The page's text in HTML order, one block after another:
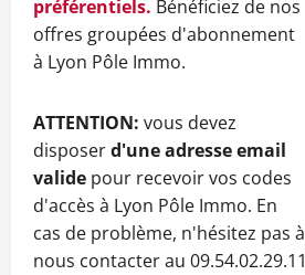
préférentiels. Bénéficiez de nos
offres groupées d'abonnement
à Lyon Pôle Immo.
ATTENTION: vous devez
disposerd'une adresse email
valide pour recevoir vos codes
d'accès à Lyon Pôle Immo. En
cas de problème, n'hésitez pas à
nous contacter au 09.54.02.29.11